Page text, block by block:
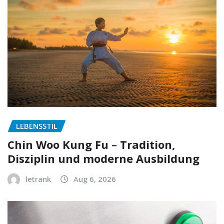
LEBENSSTIL
Chin Woo Kung Fu – Tradition,
Disziplin und moderne Ausbildung
letrank Aug 6, 2026